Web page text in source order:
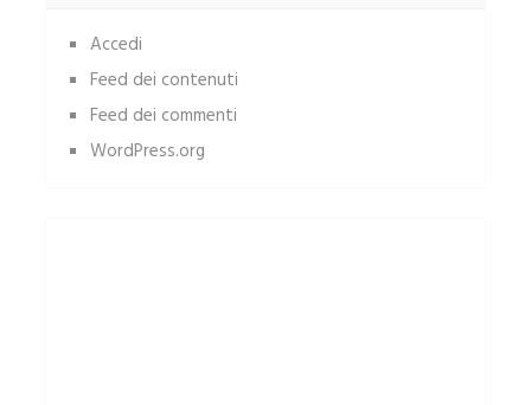
Accedi
Feed dei contenuti
Feed dei commenti
WordPress.org